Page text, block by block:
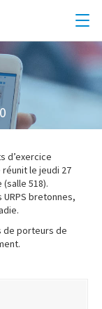
d’exercice
le jeudi 27
(salle 518).
URPS bretonnes,
de porteurs de